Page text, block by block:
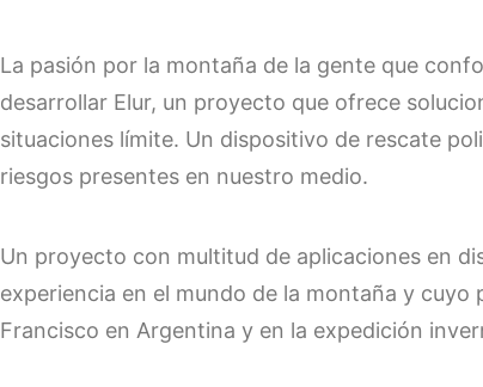
La pasión por la montaña de la gente que
desarrollar Elur, un proyecto que ofrece
situaciones límite. Un dispositivo de rescate
riesgos presentes en nuestro medio.
Un proyecto con multitud de aplicaciones en
experiencia en el mundo de la montaña y
Francisco en Argentina y en la expedición